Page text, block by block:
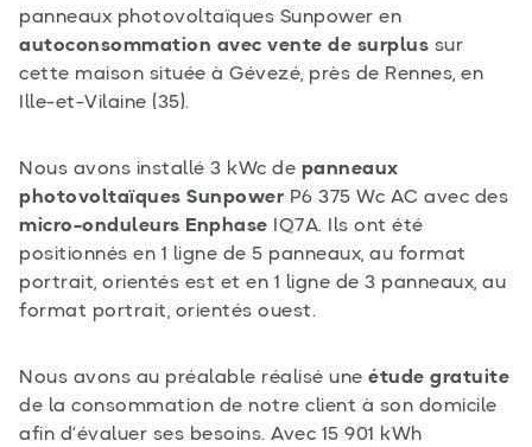
panneaux photovoltaïques Sunpower en
autoconsommation avec vente de surplus sur
cette maison située à Gévezé, près de Rennes, en
Ille-et-Vilaine (35).
Nous avons installé 3 kWc de panneaux
photovoltaïques Sunpower P6 375 Wc AC avec des
micro-onduleurs Enphase IQ7A. Ils ont été
positionnés en 1 ligne de 5 panneaux, au format
portrait, orientés est et en 1 ligne de 3 panneaux, au
format portrait, orientés ouest.
Nous avons au préalable réalisé une étude gratuite
de la consommation de notre client à son domicile
afin d’évaluer ses besoins. Avec 15 901 kWh